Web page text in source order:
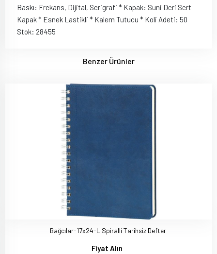
Baskı: Frekans, Dijital, Serigrafi * Kapak: Suni Deri Sert
Kapak * Esnek Lastikli * Kalem Tutucu * Koli Adeti: 50
Stok: 28455
Benzer Ürünler
Bağcılar-17x24-L Spiralli Tarihsiz Defter
Fiyat Alın